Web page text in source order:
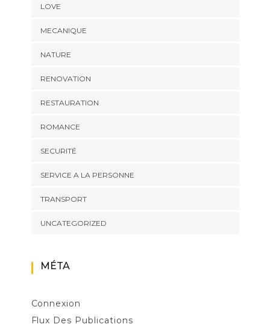
LOVE
MECANIQUE
NATURE
RENOVATION
RESTAURATION
ROMANCE
SECURITÉ
SERVICE A LA PERSONNE
TRANSPORT
UNCATEGORIZED
MÉTA
Connexion
Flux Des Publications